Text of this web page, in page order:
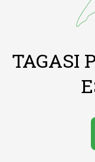
TAGASI